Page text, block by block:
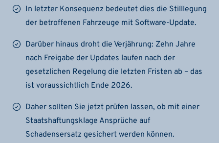
In letzter Konsequenz bedeutet dies die Stilllegung
der betroffenen Fahrzeuge mit Software-Update.
Darüber hinaus droht die Verjährung: Zehn Jahre
nach Freigabe der Updates laufen nach der
gesetzlichen Regelung die letzten Fristen ab – das
ist voraussichtlich Ende 2026.
Daher sollten Sie jetzt prüfen lassen, ob mit einer
Staatshaftungsklage Ansprüche auf
Schadensersatz gesichert werden können.